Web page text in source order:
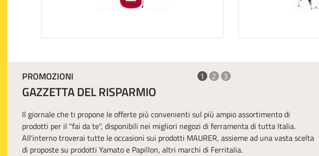
PROMOZIONI 1 2 3
GAZZETTA DEL RISPARMIO
Il giornale che ti propone le offerte più convenienti sul più ampio assortimento di
prodotti per il "fai da te", disponibili nei migliori negozi di ferramenta di tutta Italia.
All'interno troverai tutte le occasioni sui prodotti MAURER, assieme ad una vasta scelta
di proposte su prodotti Yamato e Papillon, altri marchi di Ferritalia.